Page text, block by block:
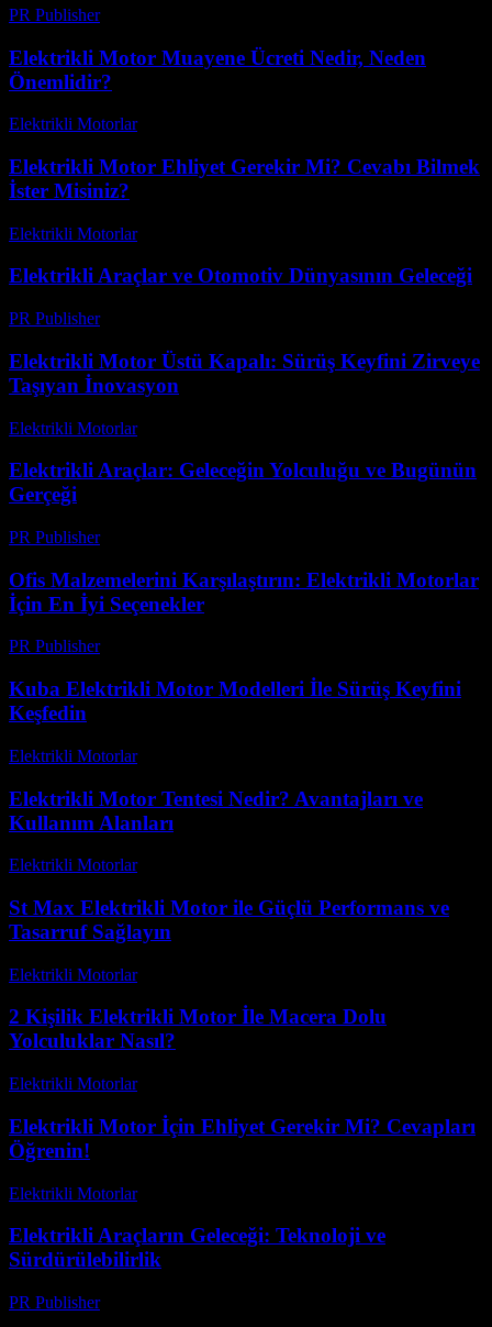
PR Publisher-
Elektrikli Motor Muayene Ücreti Nedir, Neden
Önemlidir?
Elektrikli Motorlar-
Elektrikli Motor Ehliyet Gerekir Mi? Cevabı Bilmek
İster Misiniz?
Elektrikli Motorlar-
Elektrikli Araçlar ve Otomotiv Dünyasının Geleceği
PR Publisher-
Elektrikli Motor Üstü Kapalı: Sürüş Keyfini Zirveye
Taşıyan İnovasyon
Elektrikli Motorlar-
Elektrikli Araçlar: Geleceğin Yolculuğu ve Bugünün
Gerçeği
PR Publisher-
Ofis Malzemelerini Karşılaştırın: Elektrikli Motorlar
İçin En İyi Seçenekler
PR Publisher-
Kuba Elektrikli Motor Modelleri İle Sürüş Keyfini
Keşfedin
Elektrikli Motorlar-
Elektrikli Motor Tentesi Nedir? Avantajları ve
Kullanım Alanları
Elektrikli Motorlar-
St Max Elektrikli Motor ile Güçlü Performans ve
Tasarruf Sağlayın
Elektrikli Motorlar-
2 Kişilik Elektrikli Motor İle Macera Dolu
Yolculuklar Nasıl?
Elektrikli Motorlar-
Elektrikli Motor İçin Ehliyet Gerekir Mi? Cevapları
Öğrenin!
Elektrikli Motorlar-
Elektrikli Araçların Geleceği: Teknoloji ve
Sürdürülebilirlik
PR Publisher-